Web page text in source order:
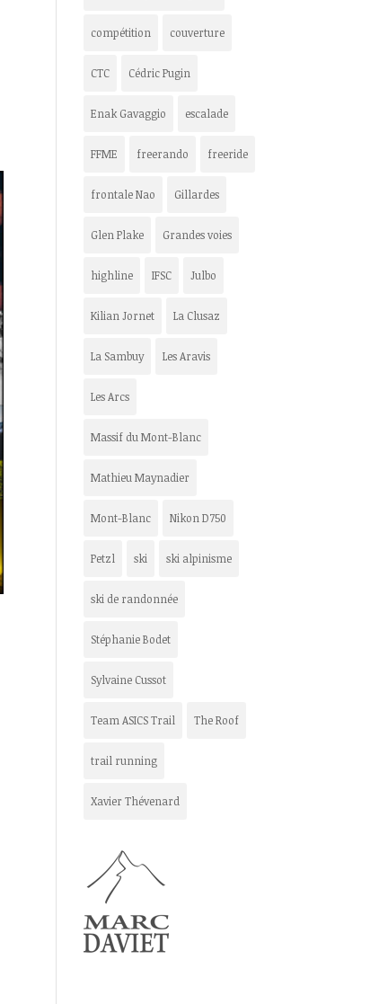
compétition couverture
CTC Cédric Pugin
Enak Gavaggio escalade
FFME freerando freeride
frontale Nao Gillardes
Glen Plake Grandes voies
highline IFSC Julbo
Kilian Jornet La Clusaz
La Sambuy Les Aravis
Les Arcs
Massif du Mont-Blanc
Mathieu Maynadier
Mont-Blanc Nikon D750
Petzl ski ski alpinisme
ski de randonnée
Stéphanie Bodet
Sylvaine Cussot
Team ASICS Trail The Roof
trail running
Xavier Thévenard